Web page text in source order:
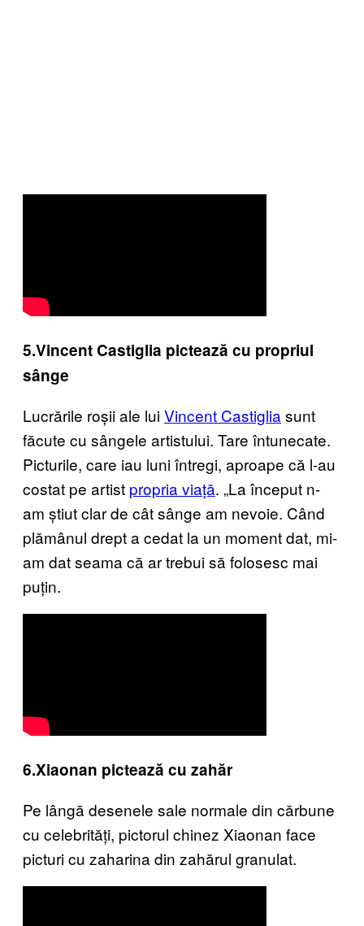
5.Vincent Castiglia pictează cu propriul
sânge
Lucrările roșii ale luiVincent Castiglia sunt
făcute cu sângele artistului. Tare întunecate.
Picturile, care iau luni întregi, aproape că l-au
costat pe artist propria viață. „La început n-
am știut clar de cât sânge am nevoie. Când
plămânul drept a cedat la un moment dat, mi-
am dat seama că ar trebui să folosesc mai
puțin.
6.Xiaonan pictează cu zahăr
Pe lângă desenele sale normale din cărbune
cu celebrități, pictorul chinez Xiaonan face
picturi cu zaharina din zahărul granulat.